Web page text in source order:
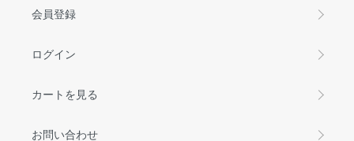
会員登録
ログイン
カートを見る
お問い合わせ